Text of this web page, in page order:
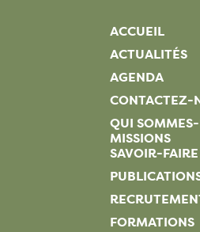
ACCUEIL
ACTUALITÉS
AGENDA
CONTACTEZ-
QUI
MISSIONS
SAVOIR-FAIRE
FORMATIONS